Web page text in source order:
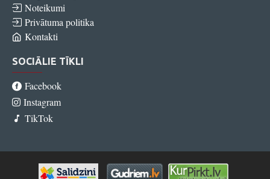
Noteikumi
Privātuma politika
Kontakti
SOCIĀLIE TĪKLI
Facebook
Instagram
TikTok